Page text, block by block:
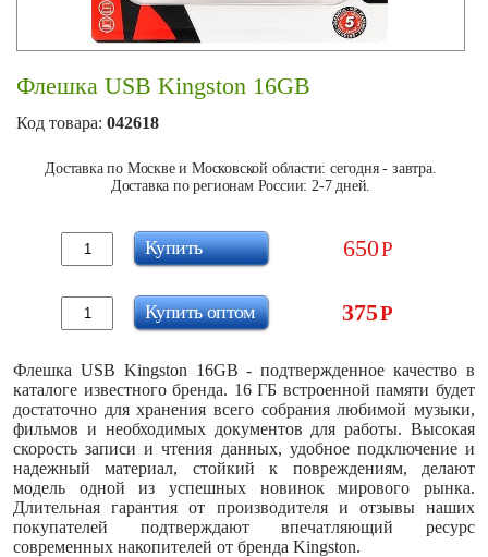
Флешка USB Kingston 16GB
Код товара: 042618
Доставка по Москве и Московской области: сегодня - завтра.
Доставка по регионам России: 2-7 дней.
650Р
Купить
375Р
Купить оптом
Флешка USB Kingston 16GB - подтвержденное качество в
каталоге известного бренда. 16 ГБ встроенной памяти будет
достаточно для хранения всего собрания любимой музыки,
фильмов и необходимых документов для работы. Высокая
скорость записи и чтения данных, удобное подключение и
надежный материал, стойкий к повреждениям, делают
модель одной из успешных новинок мирового рынка.
Длительная гарантия от производителя и отзывы наших
покупателей подтверждают впечатляющий ресурс
современных накопителей от бренда Kingston.